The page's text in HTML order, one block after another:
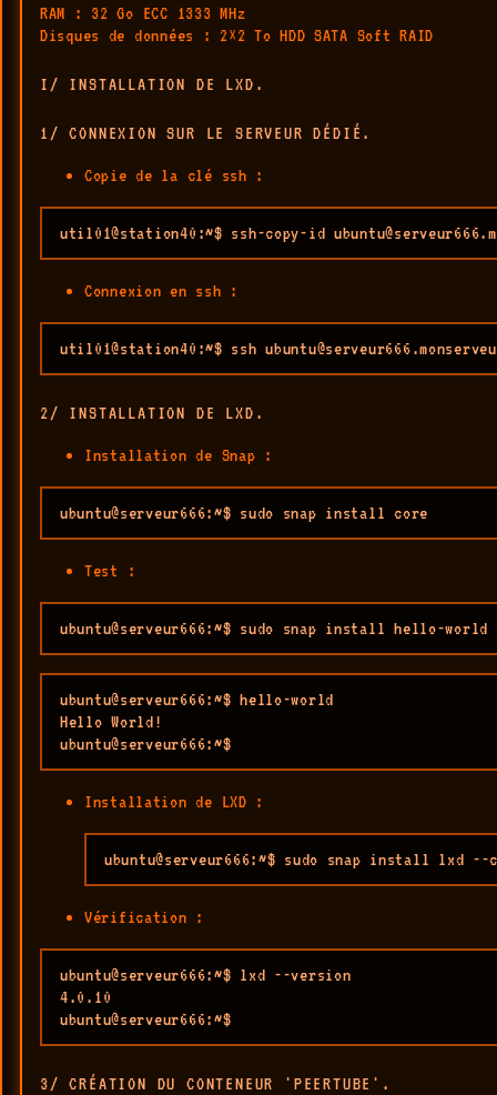
RAM : 32 Go ECC 1333 MHz
Disques de données : 2×2 To HDD SATA Soft RAID
I/ INSTALLATION DE LXD.
1/ CONNEXION SUR LE SERVEUR DÉDIÉ.
Copie de la clé ssh :
util01@station40:~$ ssh-copy-id
Connexion en ssh :
util01@station40:~$ ssh
2/ INSTALLATION DE LXD.
Installation de Snap :
ubuntu@serveur666:~$ sudo snap install core
Test :
ubuntu@serveur666:~$ sudo snap install hello-world
ubuntu@serveur666:~$ hello-world
Hello World!
ubuntu@serveur666:~$
Installation de LXD :
ubuntu@serveur666:~$ sudo snap install lxd --
Vérification :
ubuntu@serveur666:~$ lxd --version
4.0.10
ubuntu@serveur666:~$
3/ CRÉATION DU CONTENEUR 'PEERTUBE'.